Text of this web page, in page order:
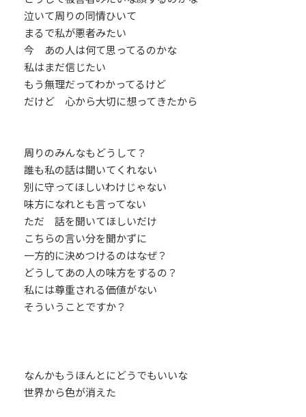
泣いて周りの同情ひいて
まるで私が悪者みたい
今 あの人は何て思ってるのかな
私はまだ信じたい
もう無理だってわかってるけど
だけど 心から大切に想ってきたから
周りのみんなもどうして？
誰も私の話は聞いてくれない
別に守ってほしいわけじゃない
味方になれとも言ってない
ただ 話を聞いてほしいだけ
こちらの言い分を聞かずに
一方的に決めつけるのはなぜ？
どうしてあの人の味方をするの？
私には尊重される価値がない
そういうことですか？
なんかもうほんとにどうでもいいな
世界から色が消えた